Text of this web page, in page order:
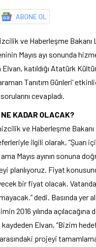
ABONE OL
ve Haberleşme
Mayıs ayı sonunda
Elvan, katıldığı Atatürk
Tanıtım Günleri’
cevapladı.
KADAR OLACAK?
ve Haberleşme
ilgili olarak, ”Şuan
Mayıs ayının sonuna doğru
planlıyoruz. Fiyat
bir fiyat olacak.
dedi. Basında yer
2016 yılında
kaydeden Elvan, “Bizim
projeyi